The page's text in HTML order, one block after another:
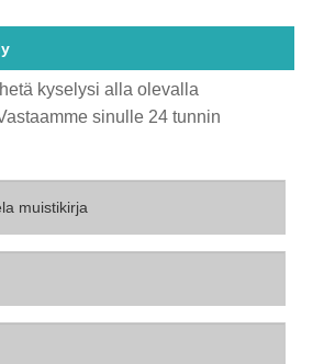
kyselysi alla olevalla
sinulle 24 tunnin